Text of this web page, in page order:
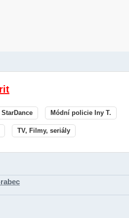
StarDance Módní policie Iny T.
TV, Filmy, seriály